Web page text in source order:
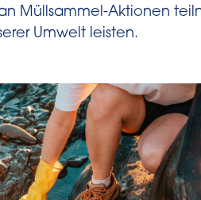
Müllsammel-Aktionen
Umwelt leisten.